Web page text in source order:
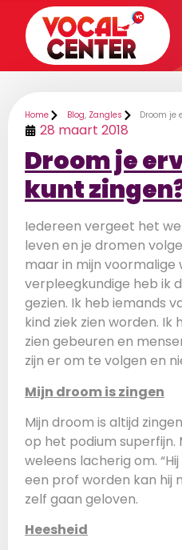
Home Blog, Zangles Droom je
28 maart 2018
Droom je
kunt
Iedereen vergeet het
leven en je dromen
maar in mijn voormalige
verpleegkundige heb ik
gezien. Ik heb iemands
kind ziek zien worden.
zien gebeuren en
zijn er om te volgen en
Mijn droom is zingen
Mijn droom is altijd
op het podium superfijn.
weleens lacherig om.
een prof worden kan hij
zelf gaan geloven.
Heesheid